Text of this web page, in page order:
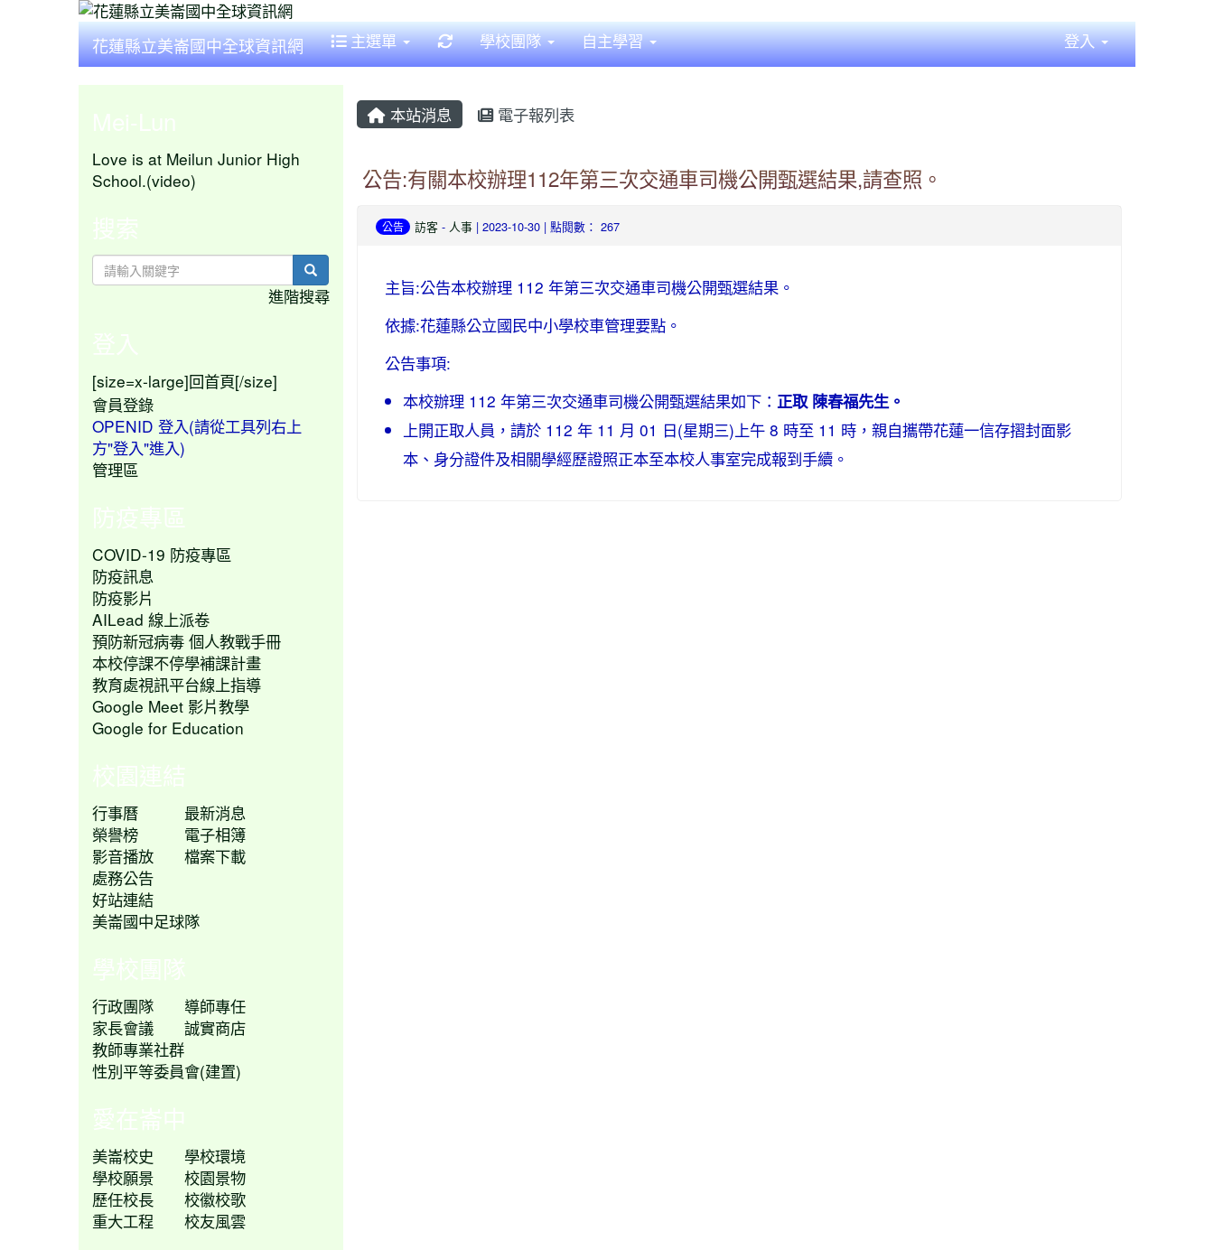
花蓮縣立美崙國中全球資訊網 主選單 重新取得佈景設定
學校團隊 自主學習 登入
本站消息 電子報列表
公告:有關本校辦理112年第三次交通車司機公開甄選結果,請查照。
公告 訪客- 人事| 2023-10-30 | 點閱數： 267
主旨:公告本校辦理 112 年第三次交通車司機公開甄選結果。
依據:花蓮縣公立國民中小學校車管理要點。
公告事項:
本校辦理 112 年第三次交通車司機公開甄選結果如下： 正取 陳春福先生。
上開正取人員，請於 112 年 11 月 01 日(星期三)上午 8 時至 11 時，親自攜帶花蓮一信存摺封面影
本、身分證件及相關學經歷證照正本至本校人事室完成報到手續。
Mei-Lun
Love is at Meilun Junior High
School.(video)
搜索
search
進階搜尋
登入
[size=x-large] 回首頁[/size]
會員登錄
OPENID 登入(請從工具列右上
方"登入"進入)
管理區
防疫專區
COVID-19 防疫專區
防疫訊息
防疫影片
AILead 線上派卷
預防新冠病毒 個人教戰手冊
本校停課不停學補課計畫
教育處視訊平台線上指導
Google Meet 影片教學
Google for Education
校園連結
行事曆
最新消息
榮譽榜
電子相簿
影音播放
檔案下載
處務公告
好站連結
美崙國中足球隊
學校團隊
行政團隊
導師專任
家長會議
誠實商店
教師專業社群
性別平等委員會(建置)
愛在崙中
美崙校史
學校環境
學校願景
校園景物
歷任校長
校徽校歌
重大工程
校友風雲